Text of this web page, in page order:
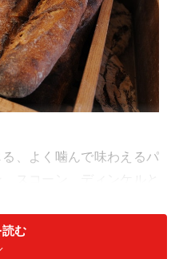
、よく噛んで味わえるパ
はパンがみずみずしく、
ィリングも季節のお野菜
む